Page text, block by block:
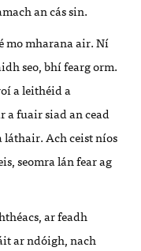
an cás sin.
mo mharana air. Ní
seo, bhí fearg orm.
a leithéid a
a fuair siad an cead
Ach ceist níos
seomra lán fear ag
ar feadh
ar ndóigh, nach